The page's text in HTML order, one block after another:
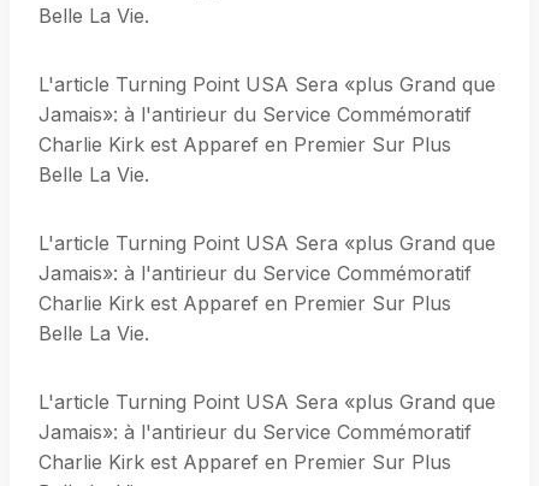
Belle La Vie.
L'article Turning Point USA Sera «plus Grand que
Jamais»: à l'antirieur du Service Commémoratif
Charlie Kirk est Apparef en Premier Sur Plus
Belle La Vie.
L'article Turning Point USA Sera «plus Grand que
Jamais»: à l'antirieur du Service Commémoratif
Charlie Kirk est Apparef en Premier Sur Plus
Belle La Vie.
L'article Turning Point USA Sera «plus Grand que
Jamais»: à l'antirieur du Service Commémoratif
Charlie Kirk est Apparef en Premier Sur Plus